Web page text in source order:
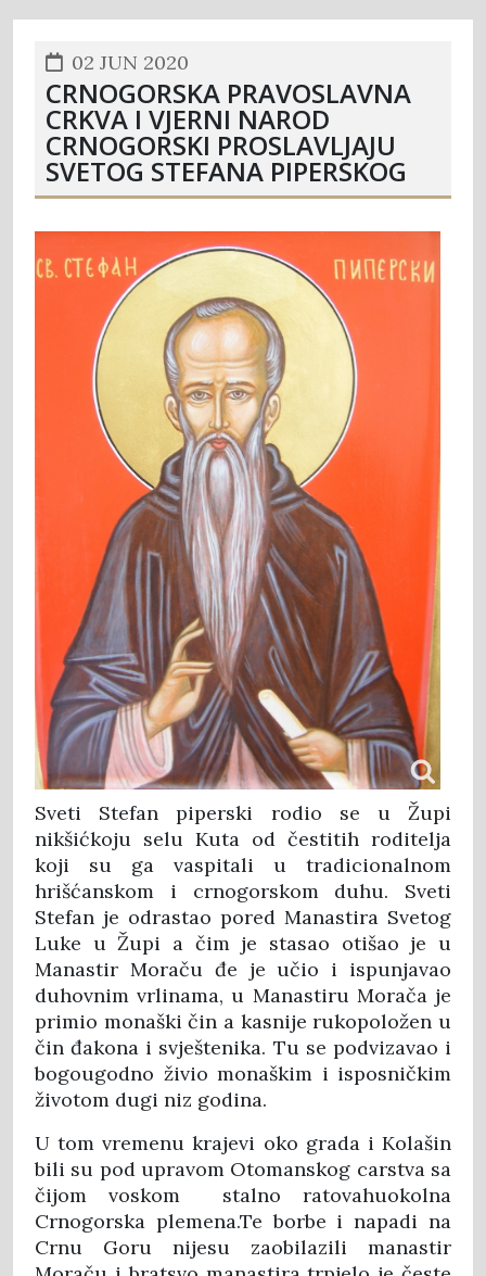
02 JUN 2020
CRNOGORSKA PRAVOSLAVNA
CRKVA I VJERNI NAROD
CRNOGORSKI PROSLAVLJAJU
SVETOG STEFANA PIPERSKOG
Sveti Stefan piperski rodio se u Župi
nikšićkoju selu Kuta od čestitih roditelja
koji su ga vaspitali u tradicionalnom
hrišćanskom i crnogorskom duhu. Sveti
Stefan je odrastao pored Manastira Svetog
Luke u Župi a čim je stasao otišao je u
Manastir Moraču đe je učio i ispunjavao
duhovnim vrlinama, u Manastiru Morača je
primio monaški čin a kasnije rukopoložen u
čin đakona i svještenika. Tu se podvizavao i
bogougodno živio monaškim i isposničkim
životom dugi niz godina.
U tom vremenu krajevi oko grada i Kolašin
bili su pod upravom Otomanskog carstva sa
čijom voskom stalno ratovahuokolna
Crnogorska plemena.Te borbe i napadi na
Crnu Goru nijesu zaobilazili manastir